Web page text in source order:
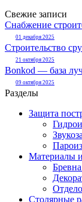
Свежие записи
Снабжение
01 декабря 2025
Строительство
21 октября 2025
Bonkod — база
09 октября 2025
Разделы
Защита
Материалы
Столярные